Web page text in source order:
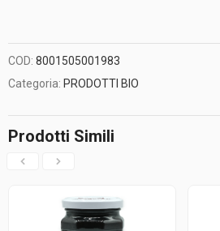
COD: 8001505001983
Categoria: PRODOTTI BIO
Prodotti Simili